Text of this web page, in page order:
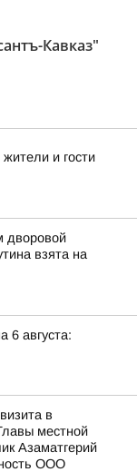
Кавказ"
и гости
дворовой
взята на
6 августа:
в
местной
Азаматгерий
ООО